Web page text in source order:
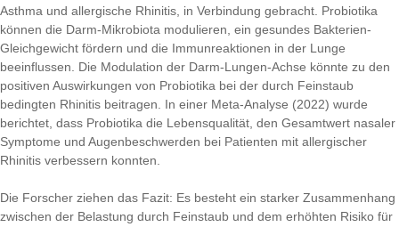
Asthma und allergische Rhinitis, in Verbindung gebracht. Probiotika
können die Darm-Mikrobiota modulieren, ein gesundes Bakterien-
Gleichgewicht fördern und die Immunreaktionen in der Lunge
beeinflussen. Die Modulation der Darm-Lungen-Achse könnte zu den
positiven Auswirkungen von Probiotika bei der durch Feinstaub
bedingten Rhinitis beitragen. In einer Meta-Analyse (2022) wurde
berichtet, dass Probiotika die Lebensqualität, den Gesamtwert nasaler
Symptome und Augenbeschwerden bei Patienten mit allergischer
Rhinitis verbessern konnten.
Die Forscher ziehen das Fazit: Es besteht ein starker Zusammenhang
zwischen der Belastung durch Feinstaub und dem erhöhten Risiko für